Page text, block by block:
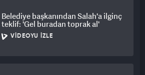
Belediye başkanından Salah'a ilginç
teklif: 'Gel buradan toprak al'
VIDEOYU İZLE